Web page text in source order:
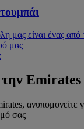
μας είναι ένας
μας
την Emirates
ανυπομονείτε
σας